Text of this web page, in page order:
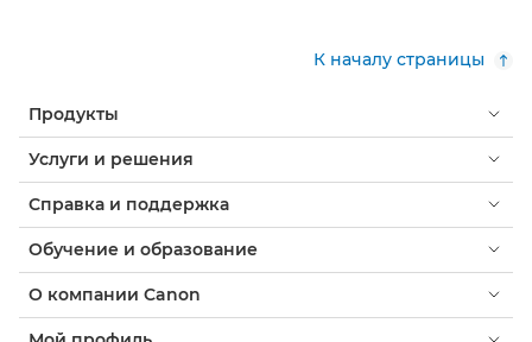
К началу страницы
Продукты
Услуги и решения
Справка и поддержка
Обучение и образование
О компании Canon